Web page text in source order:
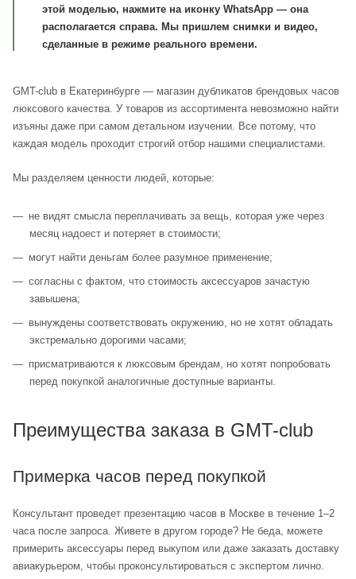
этой моделью, нажмите на иконку WhatsApp — она
располагается справа. Мы пришлем снимки и видео,
сделанные в режиме реального времени.
GMT-club в Екатеринбурге — магазин дубликатов брендовых часов
люксового качества. У товаров из ассортимента невозможно найти
изъяны даже при самом детальном изучении. Все потому, что
каждая модель проходит строгий отбор нашими специалистами.
Мы разделяем ценности людей, которые:
не видят смысла переплачивать за вещь, которая уже через
месяц надоест и потеряет в стоимости;
могут найти деньгам более разумное применение;
согласны с фактом, что стоимость аксессуаров зачастую
завышена;
вынуждены соответствовать окружению, но не хотят обладать
экстремально дорогими часами;
присматриваются к люксовым брендам, но хотят попробовать
перед покупкой аналогичные доступные варианты.
Преимущества заказа в GMT-club
Примерка часов перед покупкой
Консультант проведет презентацию часов в Москве в течение 1–2
часа после запроса. Живете в другом городе? Не беда, можете
примерить аксессуары перед выкупом или даже заказать доставку
авиакурьером, чтобы проконсультироваться с экспертом лично.